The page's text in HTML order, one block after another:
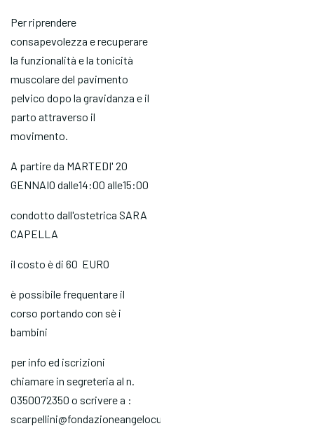
Per riprendere
consapevolezza e recuperare
la funzionalità e la tonicità
muscolare del pavimento
pelvico dopo la gravidanza e il
parto attraverso il
movimento.
A partire da MARTEDI' 20
GENNAIO dalle14:00 alle15:00
condotto dall'ostetrica SARA
CAPELLA
il costo è di 60 EURO
è possibile frequentare il
corso portando con sè i
bambini
per info ed iscrizioni
chiamare in segreteria al n.
0350072350 o scrivere a :
scarpellini@fondazioneangelocustode.it